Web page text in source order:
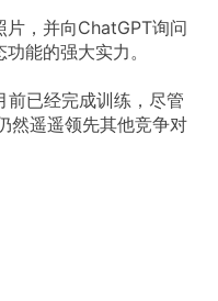
片，并向ChatGPT询问
能的强大实力。
前已经完成训练，尽管
然遥遥领先其他竞争对